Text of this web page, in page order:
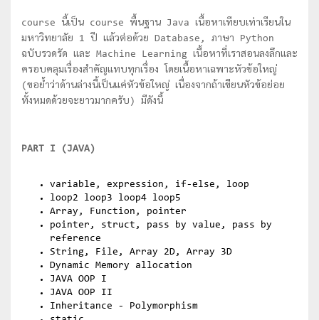
course นี้เป็น course พื้นฐาน Java เนื้อหาเทียบเท่าเรียนใน
มหาวิทยาลัย 1 ปี แล้วต่อด้วย Database, ภาษา Python
ฉบับรวดรัด และ Machine Learning เนื้อหาที่เราสอนลงลึกและ
ครอบคลุมเรื่องสำคัญแทบทุกเรื่อง โดยเนื้อหาเฉพาะหัวข้อใหญ่
(ขอย้ำว่าด้านล่างนี้เป็นแค่หัวข้อใหญ่ เนื่องจากถ้าเขียนหัวข้อย่อย
ทั้งหมดด้วยจะยาวมากครับ) มีดังนี้
PART I (JAVA)
variable, expression, if-else, loop
loop2 loop3 loop4 loop5
Array, Function, pointer
pointer, struct, pass by value, pass by
reference
String, File, Array 2D, Array 3D
Dynamic Memory allocation
JAVA OOP I
JAVA OOP II
Inheritance - Polymorphism